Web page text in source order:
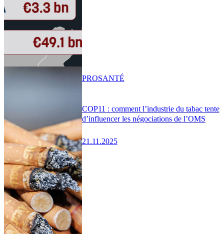
COP11 : comment l’industrie du tabac tente
d’influencer les négociations de l’OMS
21.11.2025
PROSANTÉ